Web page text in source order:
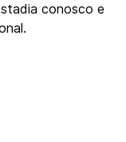
conosco e